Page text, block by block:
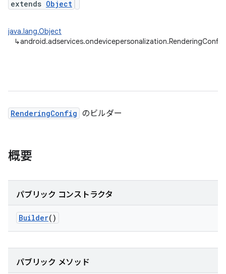
extends Object
java.lang.Object
↳
RenderingConfig のビルダー
概要
パブリック コンストラクタ
Builder()
パブリック メソッド